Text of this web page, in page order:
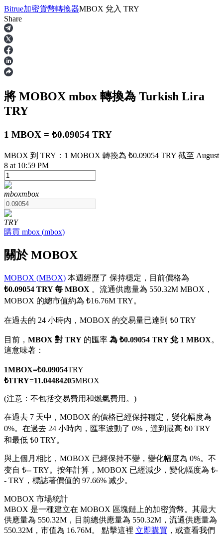
合約
USDT永續
多種以USDT結算的永續合約
幣本位永續
以數字貨幣為保證金的永續合約
TradFi
美股、外匯、貴金屬及大宗商品衍生性商品
USDC永續
多種以USDC結算的永續合約
Bitrue加密貨幣轉換器MBOX 兌入 TRY
Share
將 MOBOX mbox 轉換為 Turkish Lira
TRY
1 MBOX = ₺0.09054 TRY
MBOX 到 TRY：1 MOBOX 轉換為 ₺0.09054 TRY 截至 August
8 at 10:59 PM
mboxmbox
TRY
購買 mbox (mbox)
關於 MOBOX
MOBOX (MBOX) 本週經歷了 保持穩定，目前價格為
₺0.09054 TRY 每 MBOX 。流通供應量為 550.32M MBOX，
MOBOX 的總市值約為 ₺16.76M TRY。
在過去的 24 小時內，MOBOX 的交易量已達到 ₺0 TRY
目前， MBOX 對 TRY 的匯率 為 ₺0.09054 TRY 兌 1 MBOX。
這意味著：
1MBOX=₺0.09054TRY
₺1TRY=11.04484205MBOX
(注意：不包括交易費用和燃氣費用。)
在過去 7 天中，MOBOX 的價格已經保持穩定，變化幅度為
0%。 在過去 24 小時內，匯率波動了 0%，達到最高 ₺0 TRY
和最低 ₺0 TRY。
與上個月相比，MOBOX 已經保持不變，變化幅度為 0%。不
变自 ₺-- TRY。 按年計算，MOBOX 已經減少，變化幅度為 ₺-
- TRY，標誌著價值的 97.66% 减少。
MOBOX 市場統計
MBOX 是一種建立在 MOBOX 區塊鏈上的加密貨幣。其最大
供應量為 550.32M，目前總供應量為 550.32M，流通供應量為
550.32M，市值為 16.76M。 點擊這裡 立即購買 ，或查看我們